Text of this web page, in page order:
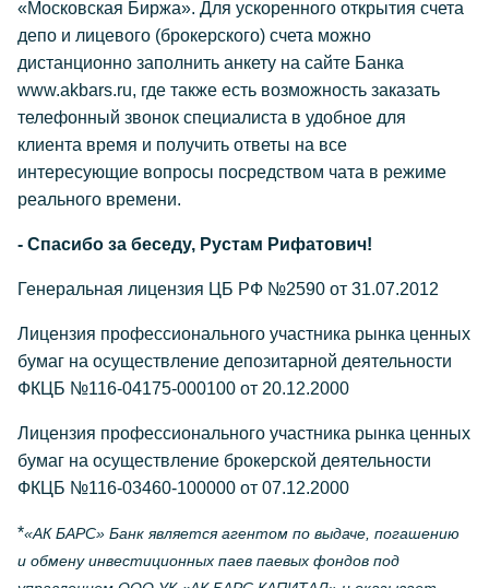
«Московская Биржа». Для ускоренного открытия счета
депо и лицевого (брокерского) счета можно
дистанционно заполнить анкету на сайте Банка
www.akbars.ru, где также есть возможность заказать
телефонный звонок специалиста в удобное для
клиента время и получить ответы на все
интересующие вопросы посредством чата в режиме
реального времени.
- Спасибо за беседу, Рустам Рифатович!
Генеральная лицензия ЦБ РФ №2590 от 31.07.2012
Лицензия профессионального участника рынка ценных
бумаг на осуществление депозитарной деятельности
ФКЦБ №116-04175-000100 от 20.12.2000
Лицензия профессионального участника рынка ценных
бумаг на осуществление брокерской деятельности
ФКЦБ №116-03460-100000 от 07.12.2000
*«АК БАРС» Банк является агентом по выдаче, погашению
и обмену инвестиционных паев паевых фондов под